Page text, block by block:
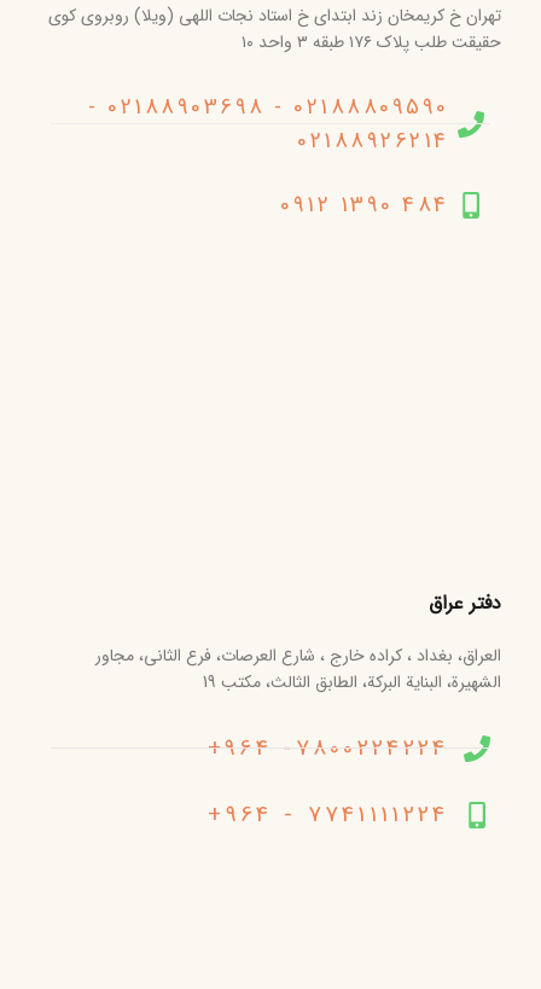
تهران خ کریمخان زند ابتدای خ استاد نجات اللهی (ویلا) روبروی کوی
حقیقت طلب پلاک ۱۷۶ طبقه ۳ واحد ۱۰
02188809590 - 02188903698 -
02188926214
484 1390 0912
دفتر عراق
العراق، بغداد ، کراده خارج ، شارع العرصات، فرع الثانی، مجاور
الشهیرة، البنایة البرکة، الطابق الثالث، مکتب 19
7800224224- 964+
7741111224 - 964+